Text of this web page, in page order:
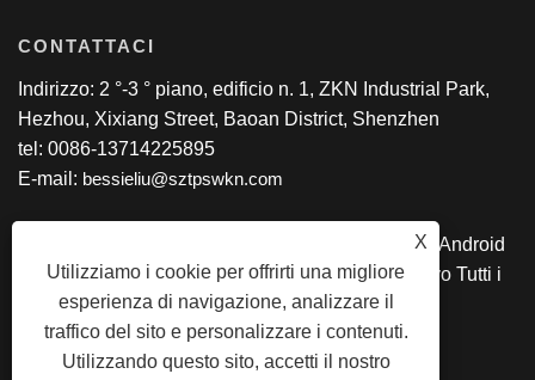
X
Utilizziamo i cookie per offrirti una migliore
esperienza di navigazione, analizzare il
traffico del sito e personalizzare i contenuti.
Utilizzando questo sito, accetti il ​​nostro
CONTATTACI
Indirizzo: 2 °-3 ° piano, edificio n. 1, ZKN Industrial Park,
Hezhou, Xixiang Street, Baoan District, Shenzhen
tel: 0086-13714225895
E-mail: bessieliu@sztpswkn.com
Copyright © 2020 SZ TPS CO., Ltd. - Tablet PC, Android
AIO, laptop Intel, 2 in 1 tablet PC, tablet educativo Tutti i
diritti riservati